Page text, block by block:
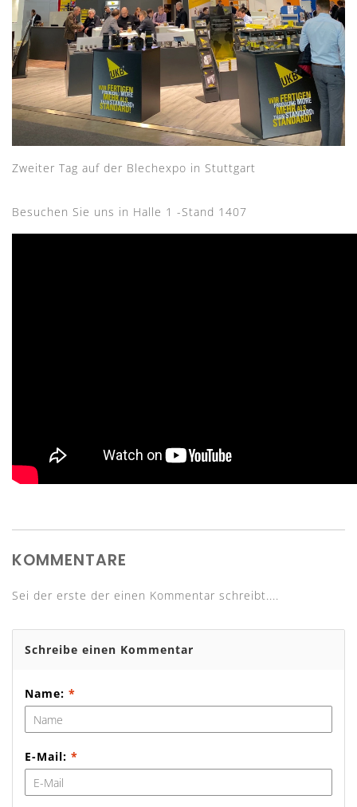
Zweiter Tag auf der Blechexpo in Stuttgart
Besuchen Sie uns in Halle 1 -Stand 1407
KOMMENTARE
Sei der erste der einen Kommentar schreibt....
Schreibe einen Kommentar
Name: *
E-Mail: *